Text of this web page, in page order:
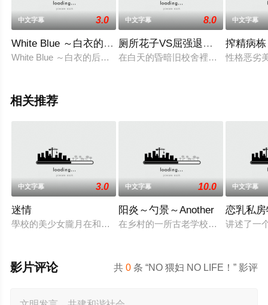
中文字幕 3.0
White Blue ～白衣的后悔～ h_357acpdp1073
White Blue ～白衣的后悔～
中文字幕 8.0
厕所花子VS屈强退魔师 ～恶堕
在白天的昏暗旧校舍裡，有着凭依在
中文字幕
搾精病
性格恶劣
相关推荐
中文字幕 3.0
迷情
學校的美少女朧月在和男朋友幽會時，被兩個流氓糾纏，男友
中文字幕 10.0
阳炎～勺景～Another
在乡村的一所古老学校建筑中，雾岛
中文字幕
恋乳私
讲述了一
共0 条 “NO 猥妇 NO LIFE！” 影评
影片评论